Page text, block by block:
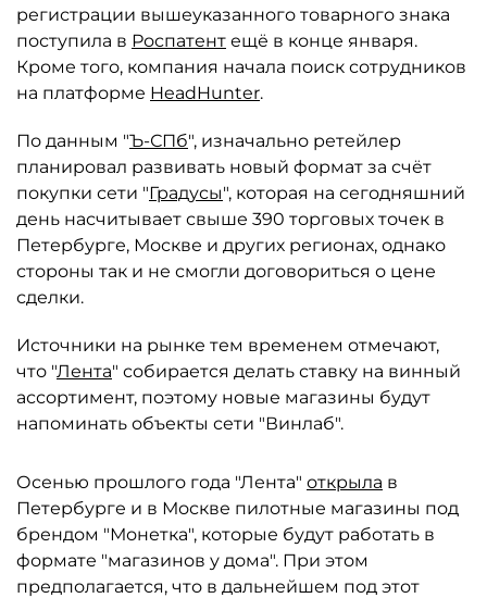
регистрации вышеуказанного товарного знака
поступила в Роспатент ещё в конце января.
Кроме того, компания начала поиск сотрудников
на платформе HeadHunter.
По данным "Ъ-СПб", изначально ретейлер
планировал развивать новый формат за счёт
покупки сети "Градусы", которая на сегодняшний
день насчитывает свыше 390 торговых точек в
Петербурге, Москве и других регионах, однако
стороны так и не смогли договориться о цене
сделки.
Источники на рынке тем временем отмечают,
что "Лента" собирается делать ставку на винный
ассортимент, поэтому новые магазины будут
напоминать объекты сети "Винлаб".
Осенью прошлого года "Лента" открыла в
Петербурге и в Москве пилотные магазины под
брендом "Монетка", которые будут работать в
формате "магазинов у дома". При этом
предполагается, что в дальнейшем под этот